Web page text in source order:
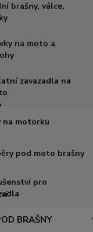
brašny, válce,
na moto a
zavazadla na
na motorku
pod moto brašny
pro
BRAŠNY